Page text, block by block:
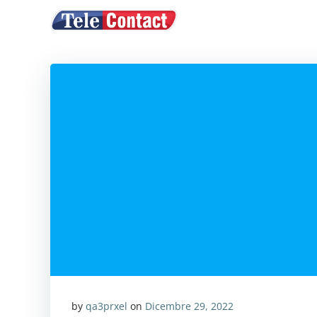
by qa3prxel on Dicembre 29, 2022